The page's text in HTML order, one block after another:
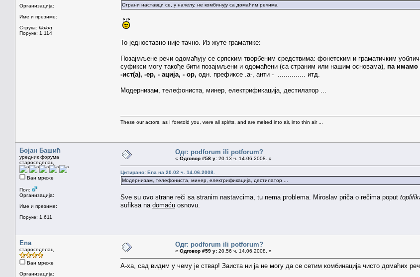
Организација:
Име и презиме:
Струка: filolog
Поруке: 1.114
Страни наставци се, у начелу, не комбинују са домаћим речима
То једноставно није тачно. Из жуте граматике:
Позајмљене речи одомаћују се српским творбеним средствима: фонетским и граматичким
суфикси могу такође бити позајмљени и одомаћени (са страним или нашим основама), па имамо
-ист(а), -ер, - ација, - ор, одн. префиксе .а-, анти - .............. итд.
Модернизам, телефониста, минер, електрификација, дестилатор ...
These our actors, as I foretold you, were all spirits, and are melted into air, into thin air ...
Бојан Башић
уредник форума
староседелац
Ван мреже
Пол:
Организација:
Име и презиме:
Поруке: 1.611
Одг: podforum ili potforum?
« Одговор #58 у: 20.13 ч. 14.06.2008. »
Цитирано: Ena на 20.02 ч. 14.06.2008.
Модернизам, телефониста, минер, електрификација, дестилатор ...
Sve su ovo strane reči sa stranim nastavcima, tu nema problema. Miroslav priča o rečima poput
sufiksa na domaću osnovu.
Ena
староседелац
Ван мреже
Организација:
Одг: podforum ili potforum?
« Одговор #59 у: 20.56 ч. 14.06.2008. »
А-ха, сад видим у чему је ствар! Заиста ни ја не могу да се сетим комбинација чисто домаћих